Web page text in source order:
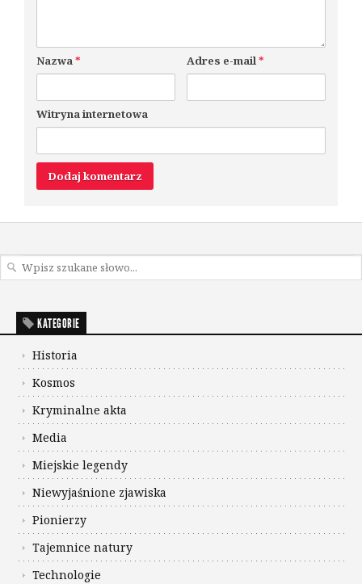
Nazwa* Adres e-mail*
Witryna internetowa
KATEGORIE
Historia
Kosmos
Kryminalne akta
Media
Miejskie legendy
Niewyjaśnione zjawiska
Pionierzy
Tajemnice natury
Technologie